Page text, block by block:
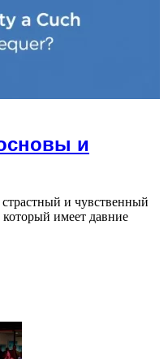
и
и чувственный
имеет давние